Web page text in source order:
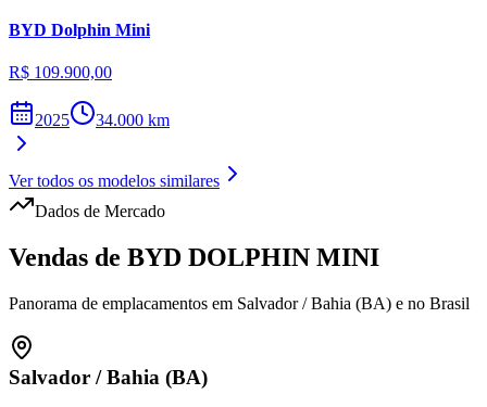
BYD Dolphin Mini
R$ 109.900,00
2025 34.000 km
Ver todos os modelos similares
Dados de Mercado
Vendas de BYD DOLPHIN MINI
Panorama de emplacamentos em Salvador/ Bahia (BA) e no Brasil
Salvador /Bahia (BA)